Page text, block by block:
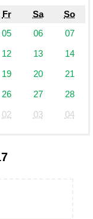
Fr Sa
So
05 06
07
12 13
14
19 20
21
26 27
28
02 03 04